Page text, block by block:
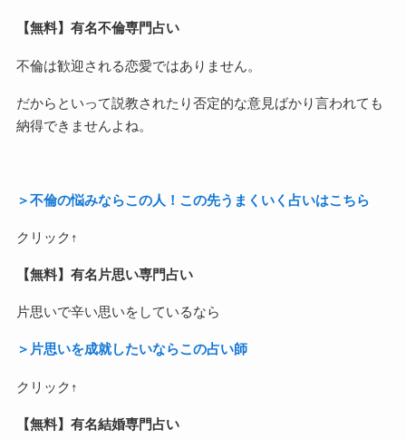
【無料】有名不倫専門占い
不倫は歓迎される恋愛ではありません。
だからといって説教されたり否定的な意見ばかり言われても
納得できませんよね。
＞不倫の悩みならこの人！この先うまくいく占いはこちら
クリック↑
【無料】有名片思い専門占い
片思いで辛い思いをしているなら
＞片思いを成就したいならこの占い師
クリック↑
【無料】有名結婚専門占い